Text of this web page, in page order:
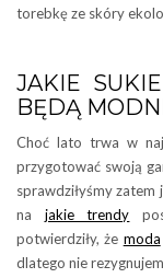
torebkę ze skóry
JAKIE
BĘDĄ
Choć lato trwa w
przygotować swoją
sprawdziłyśmy zatem
na jakie trendy
potwierdziły, że moda
dlatego nie